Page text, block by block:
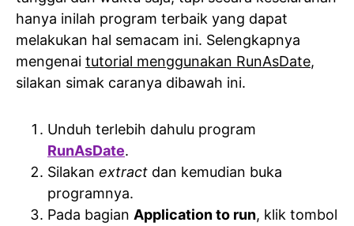
hanya inilah program terbaik yang dapat
melakukan hal semacam ini. Selengkapnya
mengenai tutorial menggunakan RunAsDate,
silakan simak caranya dibawah ini.
Unduh terlebih dahulu program
RunAsDate.
Silakan extract dan kemudian buka
programnya.
Pada bagian Application to run, klik tombol